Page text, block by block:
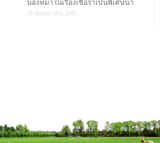
น้องหมาในเรื่องเชื้อราเป็นพิเศษน้า
28 พฤษภาคม 2567